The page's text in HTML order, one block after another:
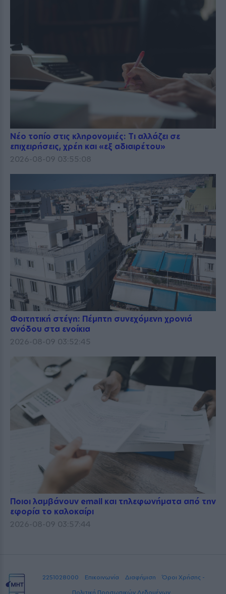
Νέο τοπίο στις κληρονομιές: Τι αλλάζει σε
επιχειρήσεις, χρέη και «εξ αδιαιρέτου»
2026-08-09 03:55:08
Φοιτητική στέγη: Πέμπτη συνεχόμενη χρονιά
ανόδου στα ενοίκια
2026-08-09 03:52:45
Ποιοι λαμβάνουν email και τηλεφωνήματα από την
εφορία το καλοκαίρι
2026-08-09 03:57:44
2251028000 Επικοινωνία Διαφήμιση
Όροι Χρήσης -
Πολιτική Προσωπικών Δεδομένων